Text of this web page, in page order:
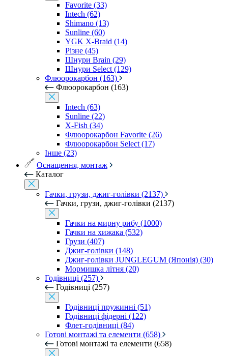
Favorite (33)
Intech (62)
Shimano (13)
Sunline (60)
YGK X-Braid (14)
Різне (45)
Шнури Brain (29)
Шнури Select (129)
Флюорокарбон (163)
Флюорокарбон (163)
Intech (63)
Sunline (22)
X-Fish (34)
Флюорокарбон Favorite (26)
Флюорокарбон Select (17)
Інше (23)
Оснащення, монтаж
Каталог
Гачки, грузи, джиг-голівки (2137)
Гачки, грузи, джиг-голівки (2137)
Гачки на мирну рибу (1000)
Гачки на хижака (532)
Грузи (407)
Джиг-голівки (148)
Джиг-голівки JUNGLEGUM (Японія) (30)
Мормишка літня (20)
Годівниці (257)
Годівниці (257)
Годівниці пружинні (51)
Годівниці фідерні (122)
Флет-годівниці (84)
Готові монтажі та елементи (658)
Готові монтажі та елементи (658)